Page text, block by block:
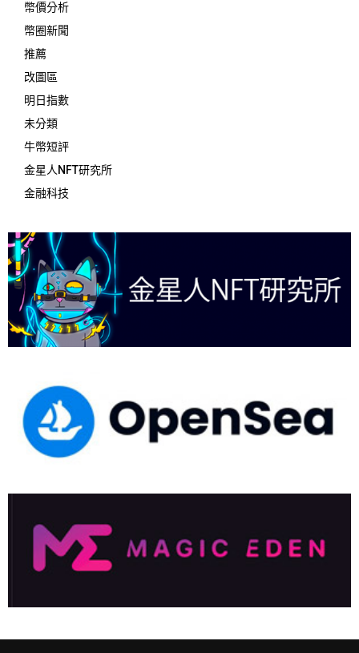
幣價分析
幣圈新聞
推薦
改圖區
明日指數
未分類
牛幣短評
金星人NFT研究所
金融科技